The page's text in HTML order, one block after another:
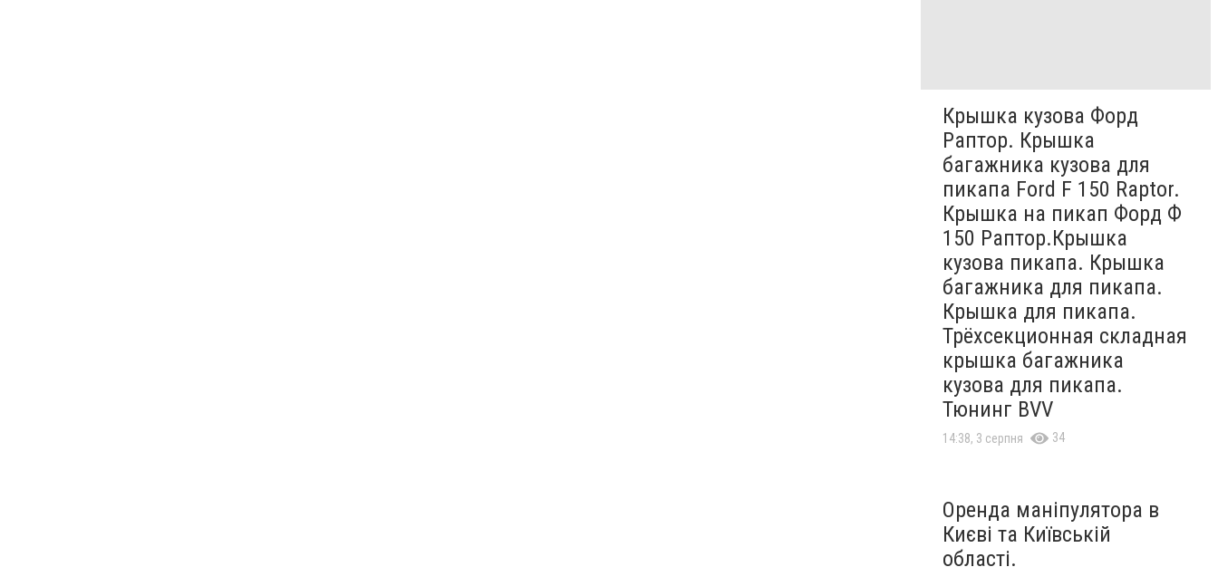
Крышка кузова Форд
Раптор. Крышка
багажника кузова для
пикапа Ford F 150 Raptor.
Крышка на пикап Форд Ф
150 Раптор.Крышка
кузова пикапа. Крышка
багажника для пикапа.
Крышка для пикапа.
Трёхсекционная складная
крышка багажника
кузова для пикапа.
Тюнинг BVV
14:38, 3 серпня 34
Оренда маніпулятора в
Києві та Київській
області.